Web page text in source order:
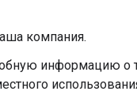
компания.
информацию о